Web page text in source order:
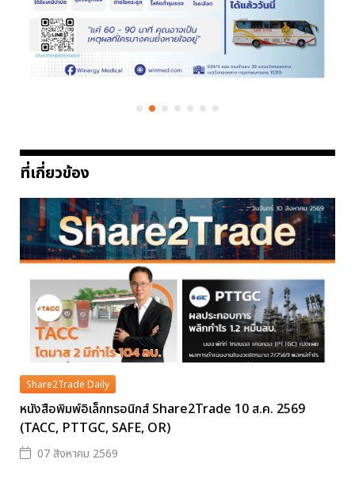
ที่เกี่ยวข้อง
Share2Trade Daily
หนังสือพิมพ์อิเล็กทรอนิกส์ Share2Trade 10 ส.ค. 2569
(TACC, PTTGC, SAFE, OR)
07 สิงหาคม 2569